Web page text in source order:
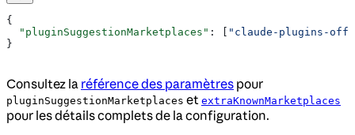
{
  "pluginSuggestionMarketplaces"
: [ "claude-plugins-
}
Consultez la référence des paramètres pour
pluginSuggestionMarketplaces et extraKnownMarketplaces
pour les détails complets de la configuration.